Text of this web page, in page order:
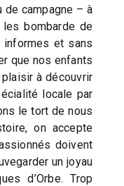
de campagne – à
les bombarde de
et sans
que nos enfants
à découvrir
locale par
le tort de nous
on accepte
doivent
un joyau
d’Orbe. Trop